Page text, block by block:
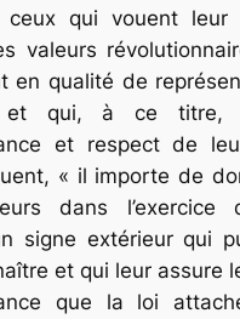
ceux qui vouent
valeurs
en qualité de
et qui, à ce titre,
et respect de
« il importe de
dans l’exercice
signe extérieur qui
et qui leur assure
que la loi